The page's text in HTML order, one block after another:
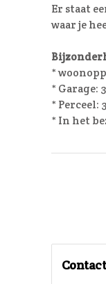
Er staat
waar je
*
* Garage:
* Perceel:
* In het